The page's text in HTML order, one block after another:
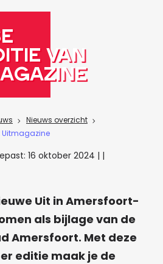
van
Nieuws overzicht
Uitmagazine
16 oktober 2024 | |
Uit in Amersfoort-
als bijlage van de
Amersfoort. Met deze
editie maak je de